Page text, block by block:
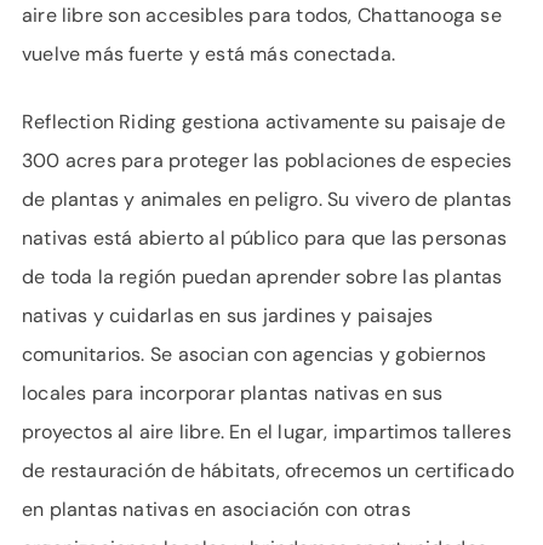
aire libre son accesibles para todos, Chattanooga se
vuelve más fuerte y está más conectada.
Reflection Riding gestiona activamente su paisaje de
300 acres para proteger las poblaciones de especies
de plantas y animales en peligro. Su vivero de plantas
nativas está abierto al público para que las personas
de toda la región puedan aprender sobre las plantas
nativas y cuidarlas en sus jardines y paisajes
comunitarios. Se asocian con agencias y gobiernos
locales para incorporar plantas nativas en sus
proyectos al aire libre. En el lugar, impartimos talleres
de restauración de hábitats, ofrecemos un certificado
en plantas nativas en asociación con otras